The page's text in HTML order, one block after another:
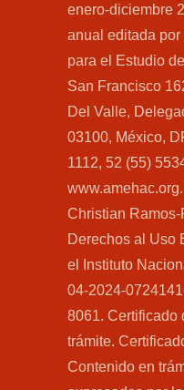
enero-diciembre
anual editada
para el Estudio
San Francisco
Del Valle,
03100, México,
1112, 52 (55)
Christian
Derechos al Uso
el Instituto
04-2024-
8061. Certificado
trámite.
Contenido en